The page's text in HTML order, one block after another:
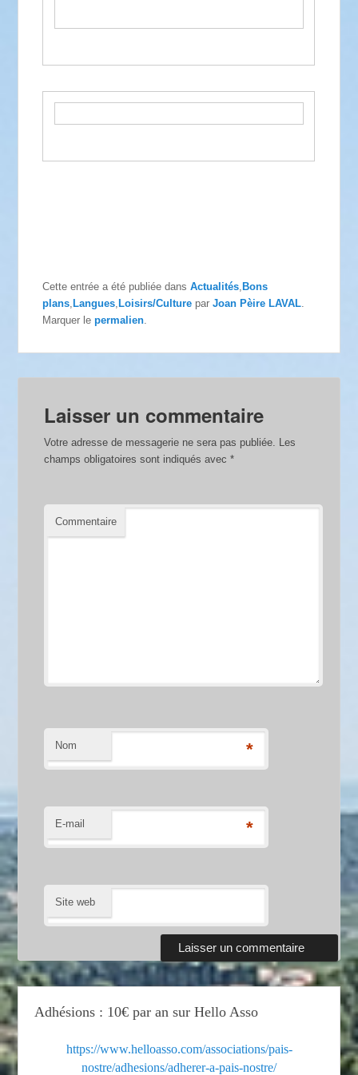
Cette entrée a été publiée dansActualités Bons
plans Langues Loisirs/Culture parJoan Pèire LAVAL
Marquer lepermalien
Laisser un commentaire
Votre adresse de messagerie ne sera pas publiée.
Les
champs obligatoires sont indiqués avec*
Commentaire
Nom *
E-mail *
Site web
Adhésions : 10€ par an sur Hello Asso
https://www.helloasso.com/associations/pais-
nostre/adhesions/adherer-a-pais-nostre/